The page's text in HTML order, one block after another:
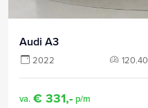
Audi A3
2022
va. € 331,- p/m